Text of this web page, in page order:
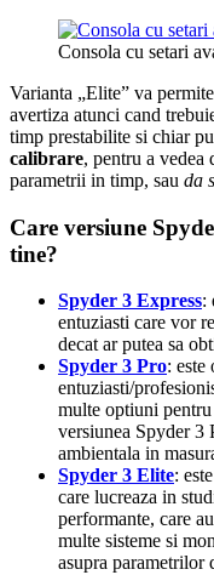
Consola cu setari
Varianta „Elite” va
avertiza atunci cand
timp prestabilite si chiar
calibrare, pentru a vedea
parametrii in timp, sau da
Care versiune
tine?
Spyder 3 Express:
entuziasti care vor
decat ar putea sa
Spyder 3 Pro: este
entuziasti/
multe optiuni
versiunea Spyder 3
ambientala in
Spyder 3 Elite:
care lucreaza in
performante, care
multe sisteme si
asupra parametrilor